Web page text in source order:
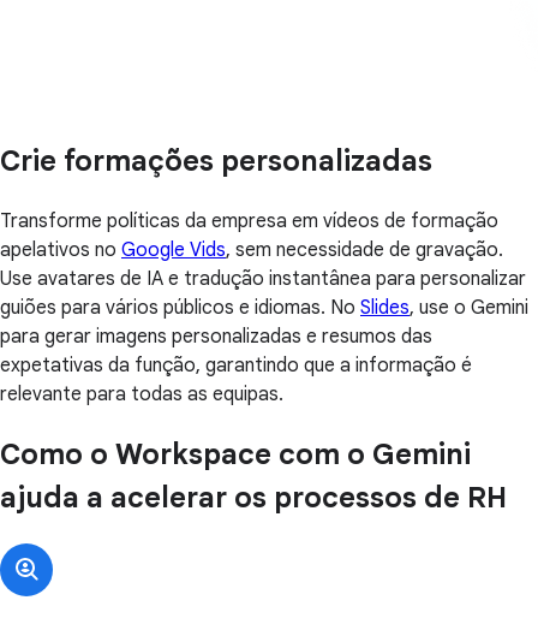
Crie formações personalizadas
Transforme políticas da empresa em vídeos de formação
apelativos no Google Vids, sem necessidade de gravação.
Use avatares de IA e tradução instantânea para personalizar
guiões para vários públicos e idiomas. No Slides, use o Gemini
para gerar imagens personalizadas e resumos das
expetativas da função, garantindo que a informação é
relevante para todas as equipas.
Como o Workspace com o Gemini
ajuda a acelerar os processos de RH